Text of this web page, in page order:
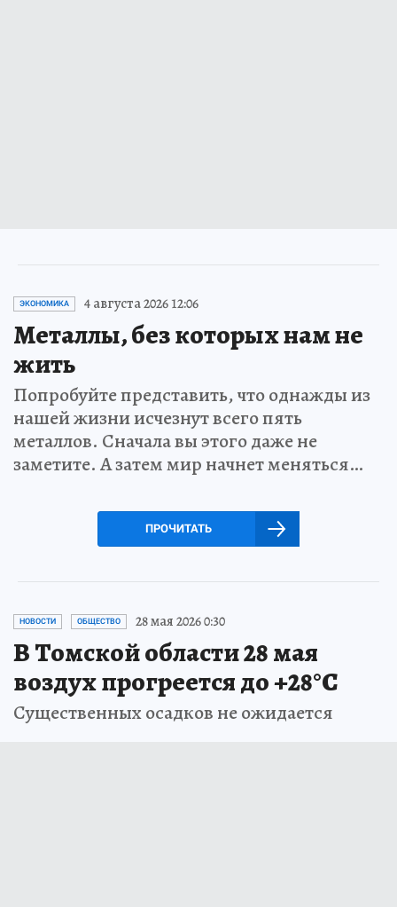
ЭКОНОМИКА 4 августа 2026 12:06
Металлы, без которых нам не
жить
Попробуйте представить, что однажды из
нашей жизни исчезнут всего пять
металлов. Сначала вы этого даже не
заметите. А затем мир начнет меняться…
ПРОЧИТАТЬ
НОВОСТИ ОБЩЕСТВО 28 мая 2026 0:30
В Томской области 28 мая
воздух прогреется до +28°С
Существенных осадков не ожидается